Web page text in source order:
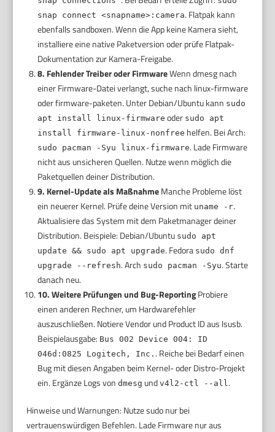
snap connect <snapname>:camera. Flatpak kann
ebenfalls sandboxen. Wenn die App keine Kamera sieht,
installiere eine native Paketversion oder prüfe Flatpak-
Dokumentation zur Kamera-Freigabe.
8. Fehlender Treiber oder FirmwareWenn dmesg nach
einer Firmware-Datei verlangt, suche nach linux-firmware
oder firmware-paketen. Unter Debian/Ubuntu kann sudo
apt install linux-firmware oder sudo apt
install firmware-linux-nonfree helfen. Bei Arch:
sudo pacman -Syu linux-firmware. Lade Firmware
nicht aus unsicheren Quellen. Nutze wenn möglich die
Paketquellen deiner Distribution.
9. Kernel-Update als MaßnahmeManche Probleme löst
ein neuerer Kernel. Prüfe deine Version mit uname -r.
Aktualisiere das System mit dem Paketmanager deiner
Distribution. Beispiele: Debian/Ubuntu sudo apt
update && sudo apt upgrade. Fedora sudo dnf
upgrade --refresh. Arch sudo pacman -Syu. Starte
danach neu.
10. Weitere Prüfungen und Bug-ReportingProbiere
einen anderen Rechner, um Hardwarefehler
auszuschließen. Notiere Vendor und Product ID aus lsusb.
Beispielausgabe: Bus 002 Device 004: ID
046d:0825 Logitech, Inc. . Reiche bei Bedarf einen
Bug mit diesen Angaben beim Kernel- oder Distro-Projekt
ein. Ergänze Logs von dmesg und v4l2-ctl --all .
Hinweise und Warnungen: Nutze sudo nur bei
vertrauenswürdigen Befehlen. Lade Firmware nur aus